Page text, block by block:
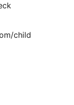
child